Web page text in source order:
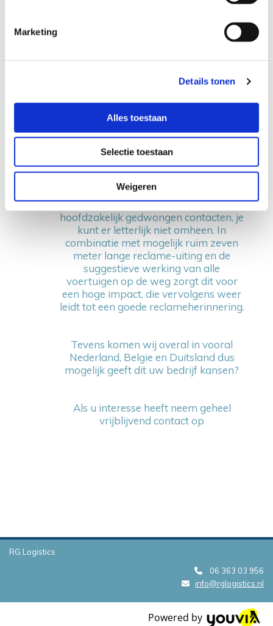
Marketing
Details tonen
Alles toestaan
Selectie toestaan
Weigeren
Wist u dat onze bestelwagens 21
realiseren?
Bestelwagenreclame beweegt zich
midden in het straatbeeld en laat zich
wegzappen (televisie),
afzetten/streamen (radioreclame) of
omslaan (print).
Bestelwagenreclame realiseert
hoofdzakelijk gedwongen contacten, je
kunt er letterlijk niet omheen. In
combinatie met mogelijk ruim zeven
meter lange reclame-uiting en de
suggestieve werking van alle
voertuigen op de weg zorgt dit voor
een hoge impact, die vervolgens weer
leidt tot een goede reclameherinnering.
Tevens komen wij overal in vooral
Nederland, Belgie en Duitsland dus
mogelijk geeft dit uw bedrijf kansen?
Als u interesse heeft neem geheel
vrijblijvend contact op
RG Logistics
 06 363 03 956
 info@rglogistics.nl
Powered by